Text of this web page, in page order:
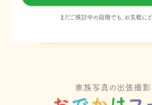
まだご検討中の段階でも、お気軽にど